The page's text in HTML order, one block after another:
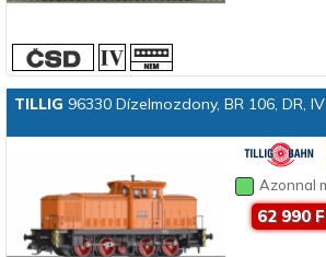
TILLIG 96330 Dízelmozdony, BR 106, DR, IV
Azonnal
62 990